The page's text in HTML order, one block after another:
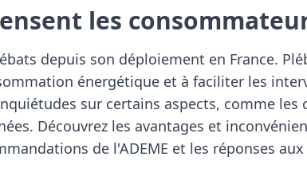
les
depuis son déploiement en France.
énergétique et à faciliter les
sur certains aspects, comme les
Découvrez les avantages et
de l'ADEME et les réponses